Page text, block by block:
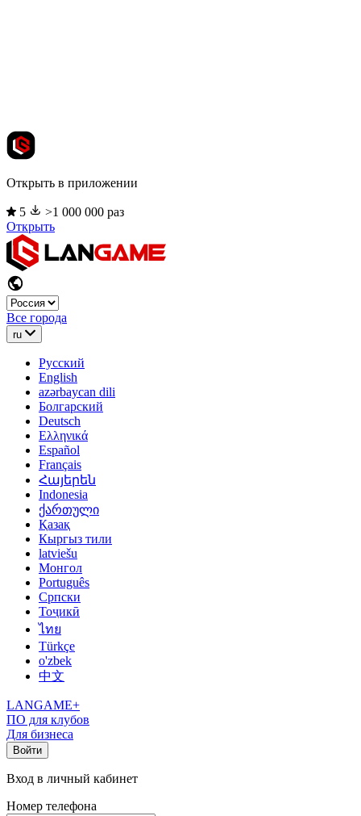
Открыть в приложении
5
>1 000 000 раз
Открыть
Все города
ru
Русский
English
azərbaycan dili
Болгарский
Deutsch
Ελληνικά
Español
Français
Հայերեն
Indonesia
ქართული
Қазақ
Кыргыз тили
latviešu
Монгол
Português
Српски
Тоҷикӣ
ไทย
Türkçe
o'zbek
中文
LANGAME+
ПО для клубов
Для бизнеса
Войти
Вход в личный кабинет
Номер телефона